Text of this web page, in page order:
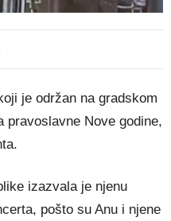
je održan na gradskom
pravoslavne Nove godine,
izazvala je njenu
pošto su Anu i njene